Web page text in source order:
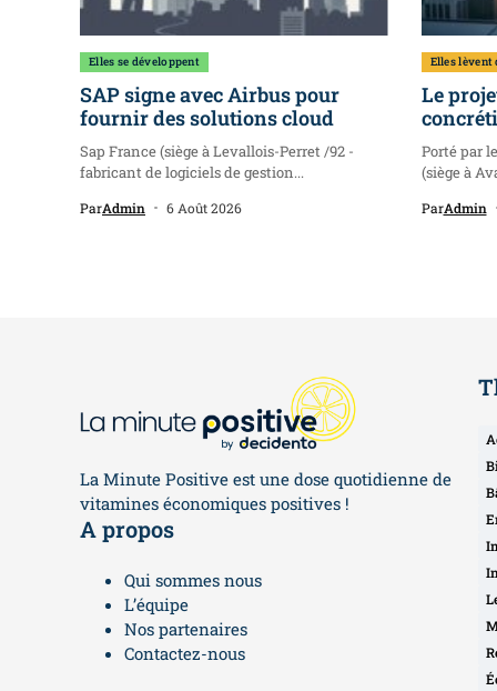
Elles se développent
SAP signe avec Airbus pour
fournir des solutions cloud
Sap France (siège à Levallois-Perret /92 -
fabricant de logiciels de gestion...
ParAdmin 6 Août 2026
Elles lèvent
Le
Porté par
(siège à
ParAdmin
La Minute Positive est une dose quotidienne de
vitamines économiques positives !
A propos
Qui sommes nous
L’équipe
Nos partenaires
Contactez-nous